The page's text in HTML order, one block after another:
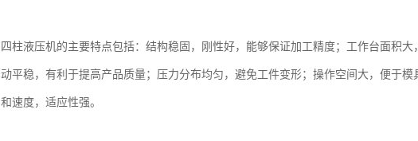
四柱液压机的主要特点包括：结构稳固，刚性好，能够保证加工精度；工作台面积
动平稳，有利于提高产品质量；压力分布均匀，避免工件变形；操作空间大，便于
和速度，适应性强。